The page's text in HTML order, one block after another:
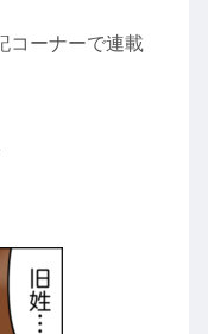
コーナーで連載